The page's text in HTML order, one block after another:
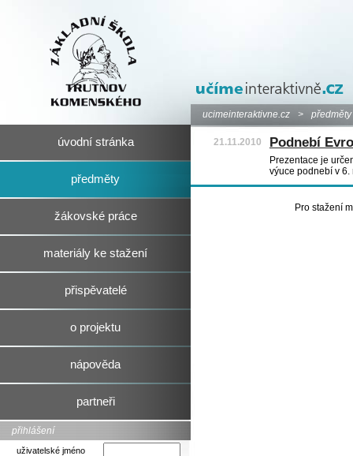
úvodní stránka
předměty
žákovské práce
materiály ke stažení
přispěvatelé
o projektu
nápověda
partneři
přihlášení
uživatelské jméno
ucimeinteraktivne.cz > předměty
21.11.2010 Podnebí
Prezentace je
výuce podnebí v 6.
Pro stažení